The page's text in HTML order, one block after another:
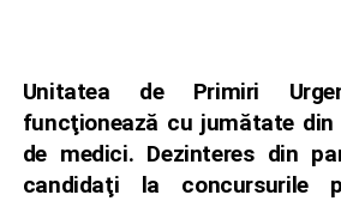
Unitatea de Primiri
funcţionează cu jumătate din
de medici. Dezinteres din
candidaţi la concursurile